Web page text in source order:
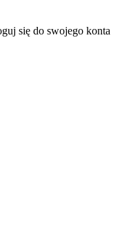
się do swojego konta